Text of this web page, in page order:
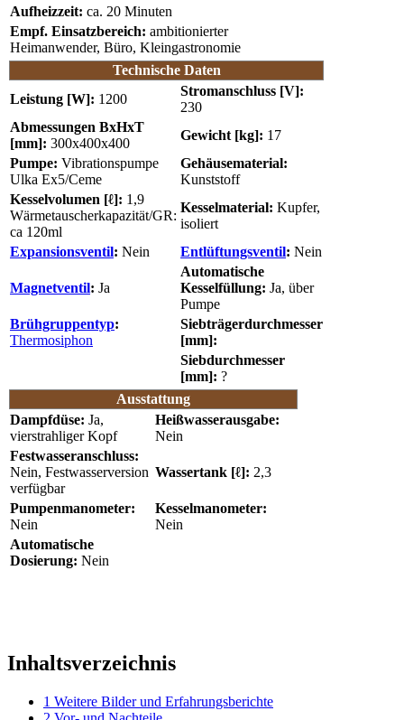
Aufheizzeit: ca. 20 Minuten
Empf. Einsatzbereich: ambitionierter
Heimanwender, Büro, Kleingastronomie
Technische Daten
Leistung [W]: 1200
Stromanschluss [V]:
230
Abmessungen BxHxT
[mm]: 300x400x400
Gewicht [kg]: 17
Pumpe: Vibrationspumpe
Ulka Ex5/Ceme
Gehäusematerial:
Kunststoff
Kesselvolumen [ℓ]: 1,9
Wärmetauscherkapazität/GR:
ca 120ml
Kesselmaterial: Kupfer,
isoliert
Expansionsventil: Nein Entlüftungsventil: Nein
Magnetventil: Ja
Automatische
Kesselfüllung: Ja, über
Pumpe
Brühgruppentyp:
Thermosiphon
Siebträgerdurchmesser
[mm]:
Siebdurchmesser
[mm]: ?
Ausstattung
Dampfdüse: Ja,
vierstrahliger Kopf
Heißwasserausgabe:
Nein
Festwasseranschluss:
Nein, Festwasserversion
verfügbar
Wassertank [ℓ]: 2,3
Pumpenmanometer:
Nein
Kesselmanometer:
Nein
Automatische
Dosierung: Nein
Inhaltsverzeichnis
1 Weitere Bilder und Erfahrungsberichte